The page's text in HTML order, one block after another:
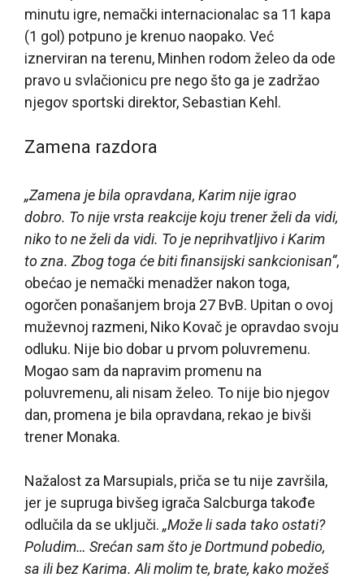
minutu igre, nemački internacionalac sa 11 kapa
(1 gol) potpuno je krenuo naopako. Već
iznerviran na terenu, Minhen rodom želeo da ode
pravo u svlačionicu pre nego što ga je zadržao
njegov sportski direktor, Sebastian Kehl.
Zamena razdora
„Zamena je bila opravdana, Karim nije igrao
dobro. To nije vrsta reakcije koju trener želi da vidi,
niko to ne želi da vidi. To je neprihvatljivo i Karim
to zna. Zbog toga će biti finansijski sankcionisan“,
obećao je nemački menadžer nakon toga,
ogorčen ponašanjem broja 27 BvB. Upitan o ovoj
muževnoj razmeni, Niko Kovač je opravdao svoju
odluku. Nije bio dobar u prvom poluvremenu.
Mogao sam da napravim promenu na
poluvremenu, ali nisam želeo. To nije bio njegov
dan, promena je bila opravdana, rekao je bivši
trener Monaka.
Nažalost za Marsupials, priča se tu nije završila,
jer je supruga bivšeg igrača Salcburga takođe
odlučila da se uključi. „Može li sada tako ostati?
Poludim… Srećan sam što je Dortmund pobedio,
sa ili bez Karima. Ali molim te, brate, kako možeš